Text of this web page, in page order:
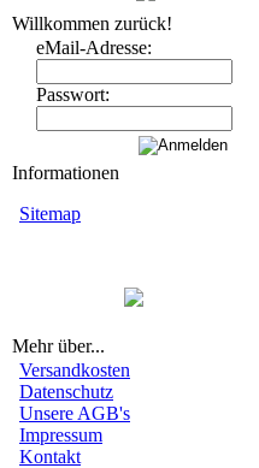
Willkommen zurück!
eMail-Adresse:
Passwort:
Informationen
Sitemap
Mehr über...
Versandkosten
Datenschutz
Unsere AGB's
Impressum
Kontakt